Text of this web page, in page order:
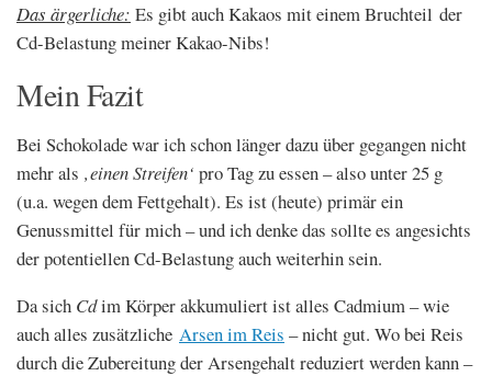
Das ärgerliche: Es gibt auch Kakaos mit einem Bruchteil der
Cd-Belastung meiner Kakao-Nibs!
Mein Fazit
Bei Schokolade war ich schon länger dazu über gegangen nicht
mehr als ‚einen Streifen‘ pro Tag zu essen – also unter 25 g
(u.a. wegen dem Fettgehalt). Es ist (heute) primär ein
Genussmittel für mich – und ich denke das sollte es angesichts
der potentiellen Cd-Belastung auch weiterhin sein.
Da sich Cdim Körper akkumuliert ist alles Cadmium – wie
auch alles zusätzliche Arsen im Reis – nicht gut. Wo bei Reis
durch die Zubereitung der Arsengehalt reduziert werden kann –